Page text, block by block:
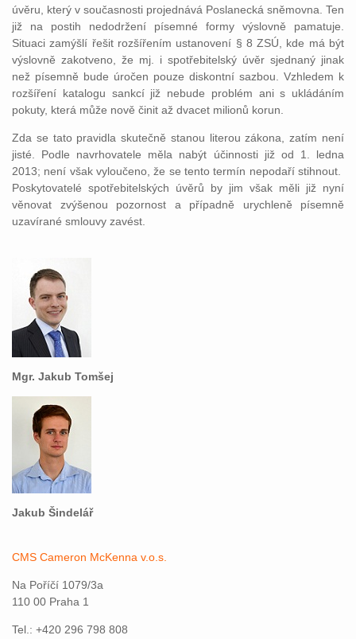
úvěru, který v současnosti projednává Poslanecká sněmovna. Ten
již na postih nedodržení písemné formy výslovně pamatuje.
Situaci zamýšlí řešit rozšířením ustanovení § 8 ZSÚ, kde má být
výslovně zakotveno, že mj. i spotřebitelský úvěr sjednaný jinak
než písemně bude úročen pouze diskontní sazbou. Vzhledem k
rozšíření katalogu sankcí již nebude problém ani s ukládáním
pokuty, která může nově činit až dvacet milionů korun.
Zda se tato pravidla skutečně stanou literou zákona, zatím není
jisté. Podle navrhovatele měla nabýt účinnosti již od 1. ledna
2013; není však vyloučeno, že se tento termín nepodaří stihnout.
Poskytovatelé spotřebitelských úvěrů by jim však měli již nyní
věnovat zvýšenou pozornost a případně urychleně písemně
uzavírané smlouvy zavést.
Mgr. Jakub Tomšej
Jakub Šindelář
CMS Cameron McKenna v.o.s.
Na Poříčí 1079/3a
110 00 Praha 1
Tel.: +420 296 798 808